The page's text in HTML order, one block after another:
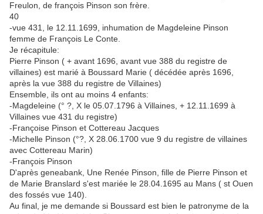
Freulon, de françois Pinson son frère.
40
-vue 431, le 12.11.1699, inhumation de Magdeleine Pinson
femme de François Le Conte.
Je récapitule:
Pierre Pinson ( + avant 1696, avant vue 388 du registre de
villaines) est marié à Boussard Marie ( décédée après 1696,
après la vue 388 du registre de Villaines)
Ensemble, ils ont au moins 4 enfants:
-Magdeleine (° ?, X le 05.07.1796 à Villaines, + 12.11.1699 à
Villaines vue 431 du registre)
-Françoise Pinson et Cottereau Jacques
-Michelle Pinson (°?, X 28.06.1700 vue 9 du registre de villaines
avec Cottereau Marin)
-François Pinson
D'après geneabank, Une Renée Pinson, fille de Pierre Pinson et
de Marie Branslard s'est mariée le 28.04.1695 au Mans ( st Ouen
des fossés vue 140).
Au final, je me demande si Boussard est bien le patronyme de la